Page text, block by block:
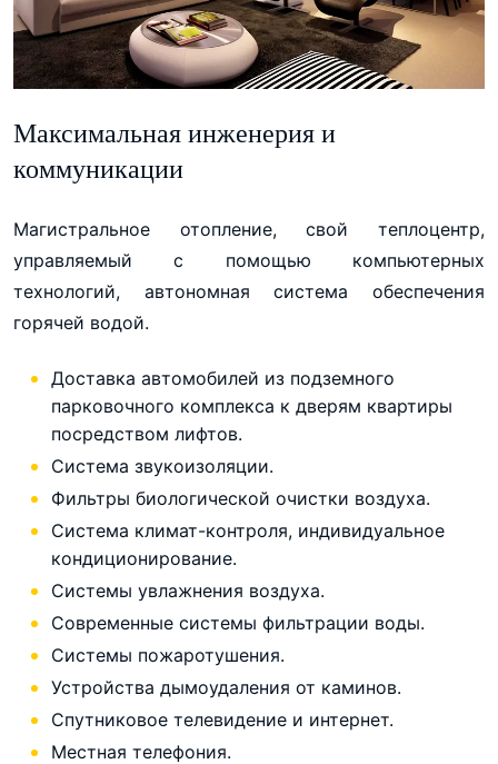
Максимальная инженерия и
коммуникации
Магистральное отопление, свой теплоцентр,
управляемый с помощью компьютерных
технологий, автономная система обеспечения
горячей водой.
Доставка автомобилей из подземного
парковочного комплекса к дверям квартиры
посредством лифтов.
Система звукоизоляции.
Фильтры биологической очистки воздуха.
Система климат-контроля, индивидуальное
кондиционирование.
Системы увлажнения воздуха.
Современные системы фильтрации воды.
Системы пожаротушения.
Устройства дымоудаления от каминов.
Спутниковое телевидение и интернет.
Местная телефония.